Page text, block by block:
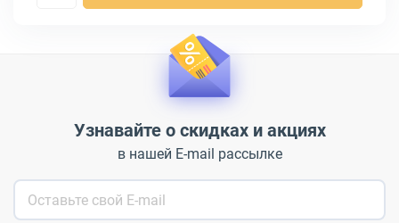
Узнавайте о скидках и акциях
в нашей E-mail рассылке